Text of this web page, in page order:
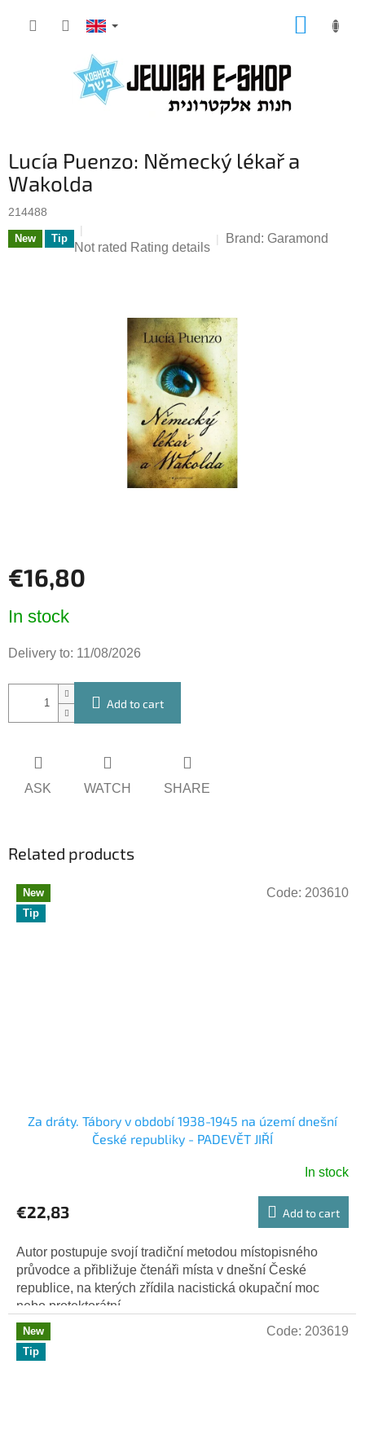
Lucía Puenzo: Německý lékař a
Wakolda
214488
New Tip
The
Not rated Rating details
Brand: Garamond
€16,80
price:
In stock
Delivery to: 11/08/2026
Add to cart
ASK WATCH SHARE
Related products
New
Tip
Za dráty. Tábory v období 1938-1945 na území dnešní
České republiky - PADEVĚT JIŘÍ
In stock
€22,83 Add to cart
Autor postupuje svojí tradiční metodou místopisného
průvodce a přibližuje čtenáři místa v dnešní České
republice, na kterých zřídila nacistická okupační moc
nebo protektorátní...
Code: 203610
New
Tip
Code: 203619